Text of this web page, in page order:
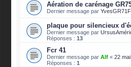
Aération de carénage
Dernier message parYvesGR71F
plaque pour silencieux
Dernier message par
Réponses :13
Fcr 41
Dernier message parAlf «22
Réponses :1